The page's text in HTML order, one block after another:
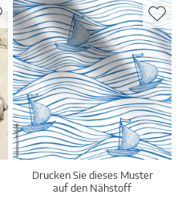
Drucken Sie dieses Muster
auf den Nähstoff